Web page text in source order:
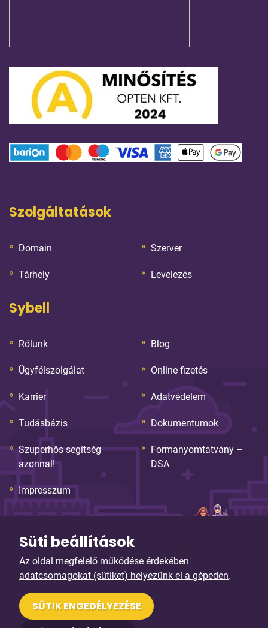
Süti beállítások
Az oldal megfelelő működése érdekében
adatcsomagokat (sütiket) helyezünk el a gépeden.
SÜTIK ENGEDÉLYEZÉSE
Szolgáltatások
Domain Szerver
Tárhely Levelezés
Sybell
Rólunk Blog
Ügyfélszolgálat Online fizetés
Karrier Adatvédelem
Tudásbázis Dokumentumok
Szuperhős segítség
azonnal!
Formanyomtatvány –
DSA
Impresszum
© Copyright 2026. Sybell Informatika Kft. Minden jog
fenntartva!